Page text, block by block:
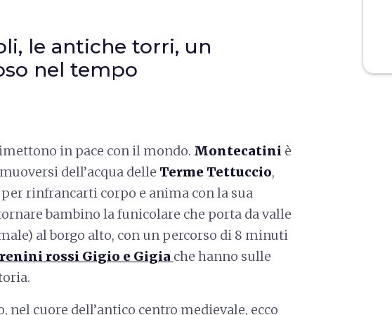
le antiche torri, un
nel tempo
in pace con il mondo. Montecatini è
dell’acqua delle Terme Tettuccio,
rinfrancarti corpo e anima con la sua
bambino la funicolare che porta da valle
al borgo alto, con un percorso di 8 minuti
rossi Gigio e Gigia che hanno sulle
nel cuore dell’antico centro medievale, ecco